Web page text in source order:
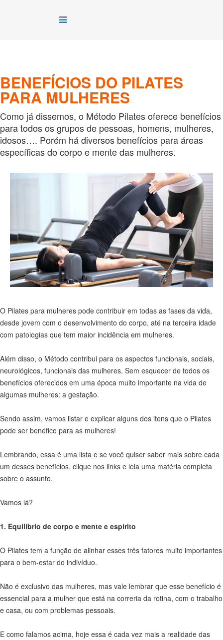
BENEFÍCIOS DO PILATES
PARA MULHERES
Como já dissemos, o Método Pilates oferece benefícios
para todos os grupos de pessoas, homens, mulheres,
idosos…. Porém há diversos benefícios para áreas
específicas do corpo e mente das mulheres.
O Pilates para mulheres pode contribuir em todas as fases da vida,
desde jovem com o desenvolvimento do corpo, até na terceira idade
com patologias que tem maior incidência em mulheres.
Além disso, o Método contribui para os aspectos funcionais, sociais,
neurológicos, funcionais das mulheres. Sem esquecer de todos os
benefícios oferecidos em uma época muito importante na vida de
algumas mulheres: a gestação.
Sendo assim, vamos listar e explicar alguns dos itens que o Pilates
pode ser benéfico para as mulheres!
Lembrando, essa é uma lista e se você quiser saber mais sobre cada
um desses benefícios, clique nos links e leia uma matéria completa
sobre o assunto.
Vamos lá?
1. Equilíbrio de corpo e mente e espírito
O Pilates tem a função de alinhar esses três fatores muito importantes
para o bem-estar do indivíduo.
Não é exclusivo das mulheres, mas vale lembrar que esse benefício é
essencial para a mulher que está na correria da rotina, com o trabalho
e casa, ou com problemas pessoais.
E como falamos acima, hoje essa é cada vez mais a realidade das